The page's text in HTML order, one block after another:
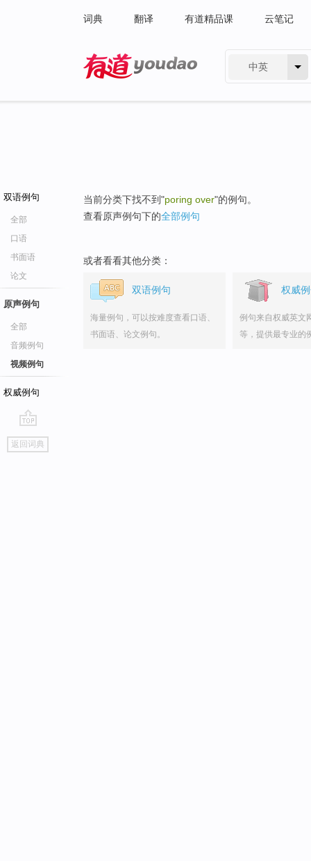
词典 翻译 有道精品课 云笔记
中英
双语例句
全部
口语
书面语
论文
原声例句
全部
音频例句
视频例句
权威例句
go
top
返回词典
当前分类下找不到"poring over"的例句。
查看原声例句下的全部例句
或者看看其他分类：
双语例句
海量例句，可以按难度查看口语、
书面语、论文例句。
权威
例句来自权威英文
等，提供最专业的